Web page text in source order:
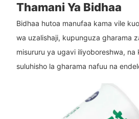
Thamani Ya Bidhaa
Bidhaa hutoa manufaa kama vile
wa uzalishaji, kupunguza gharama
misururu ya ugavi iliyoboreshwa, na
suluhisho la gharama nafuu na